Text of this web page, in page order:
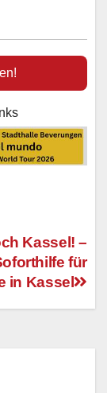
Kassel! –
für
in Kassel